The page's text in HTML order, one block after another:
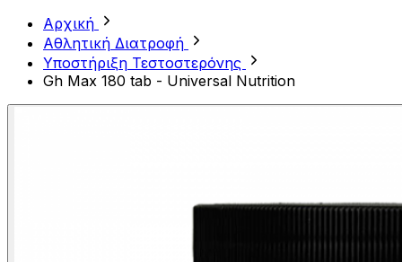
Αρχική
Αθλητική Διατροφή
Υποστήριξη Τεστοστερόνης
Gh Max 180 tab - Universal Nutrition